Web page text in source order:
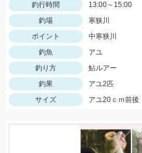
釣行時間
13:00～15:00
釣場
寒狭川
ポイント
中寒狭川
釣魚
アユ
釣り方
鮎ルアー
釣果
アユ2匹
サイズ
アユ20ｃｍ前後